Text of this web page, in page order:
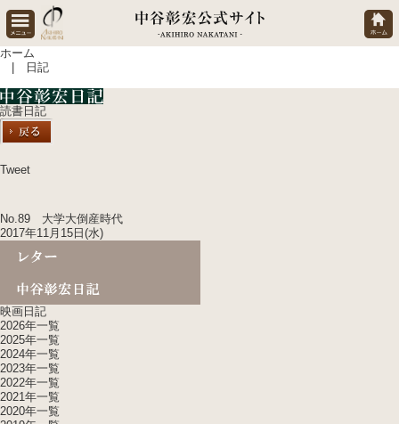
ホーム
| 日記
読書日記
Tweet
No.89 大学大倒産時代
2017年11月15日(水)
映画日記
2026年一覧
2025年一覧
2024年一覧
2023年一覧
2022年一覧
2021年一覧
2020年一覧